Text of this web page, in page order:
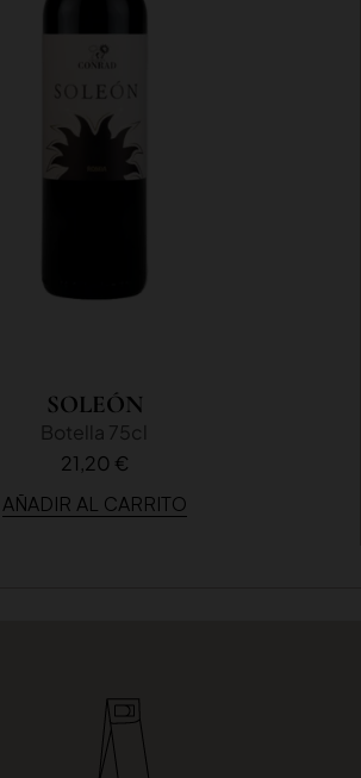
SOLEÓN
Botella 75cl
21,20 €
AÑADIR AL CARRITO